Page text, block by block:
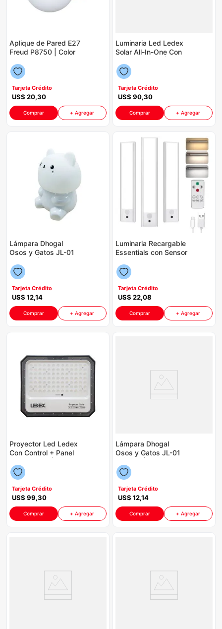
Aplique de Pared E27
Freud P8750 | Color
Tarjeta Crédito
US$ 20,30
Comprar + Agregar
Luminaria Led Ledex
Solar All-In-One Con
6500K 200 Watts
IP65 Color Negro
Tarjeta Crédito
US$ 90,30
Comprar + Agregar
Lámpara Dhogal
Osos y Gatos JL-01
Celeste
Tarjeta Crédito
US$ 12,14
Comprar + Agregar
Luminaria Recargable
Essentials con Sensor
3CCT Incluye control
Tarjeta Crédito
US$ 22,08
Comprar + Agregar
Proyector Led Ledex
Con Control + Panel
300 Watts IP65 Color
Negro
Tarjeta Crédito
US$ 99,30
Comprar + Agregar
Lámpara Dhogal
Osos y Gatos JL-01
Rosado
Tarjeta Crédito
US$ 12,14
Comprar + Agregar